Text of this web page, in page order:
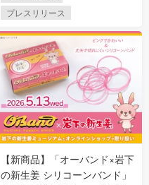
プレスリリース
【新商品】「オーバンド×岩下
の新生姜 シリコーンバンド」